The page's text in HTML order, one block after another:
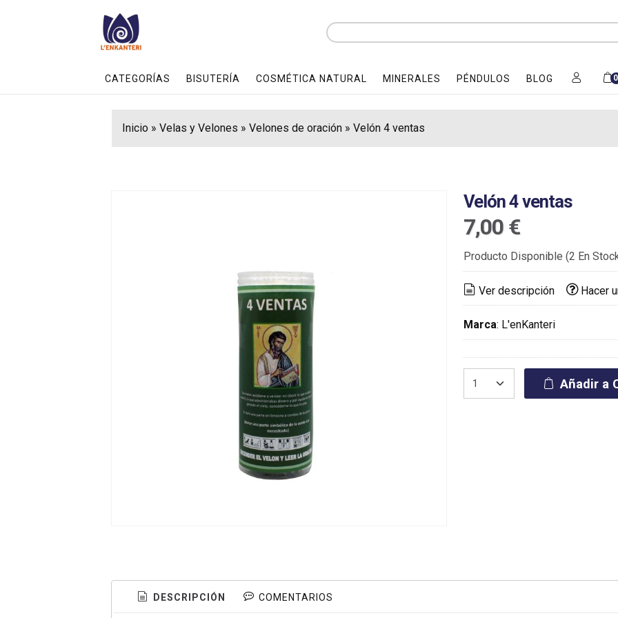
CATEGORÍAS BISUTERÍA COSMÉTICA NATURAL MINERALES PÉNDULOS BLOG 0
Inicio» Velas y Velones » Velones de oración» Velón 4 ventas
Velón 4 ventas
7,00 €
Producto Disponible (2 En
Ver descripción Hacer
Marca: L'enKanteri
Añadir a
DESCRIPCIÓN COMENTARIOS